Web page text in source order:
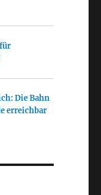
Die Bahn
erreichbar